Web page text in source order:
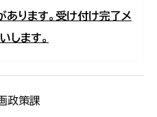
あります。受け付け完了メ
します。
政策課